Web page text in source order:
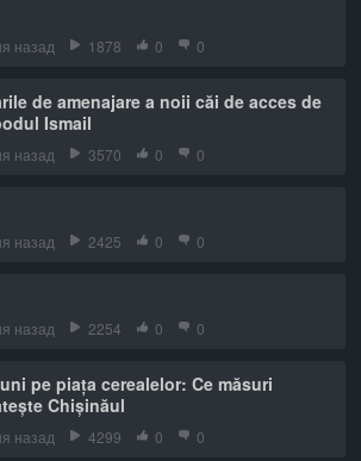
назад 1878 0 0
de amenajare a noii căi de acces de
Ismail
назад 3570 0 0
назад 2425 0 0
назад 2254 0 0
pe piața cerealelor: Ce măsuri
Chișinăul
назад 4299 0 0